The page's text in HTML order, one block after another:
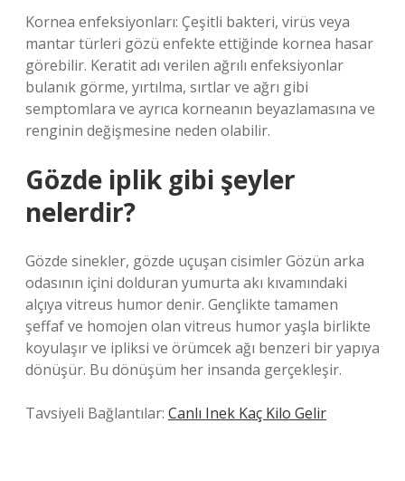
Kornea enfeksiyonları: Çeşitli bakteri, virüs veya
mantar türleri gözü enfekte ettiğinde kornea hasar
görebilir. Keratit adı verilen ağrılı enfeksiyonlar
bulanık görme, yırtılma, sırtlar ve ağrı gibi
semptomlara ve ayrıca korneanın beyazlamasına ve
renginin değişmesine neden olabilir.
Gözde iplik gibi şeyler
nelerdir?
Gözde sinekler, gözde uçuşan cisimler Gözün arka
odasının içini dolduran yumurta akı kıvamındaki
alçıya vitreus humor denir. Gençlikte tamamen
şeffaf ve homojen olan vitreus humor yaşla birlikte
koyulaşır ve ipliksi ve örümcek ağı benzeri bir yapıya
dönüşür. Bu dönüşüm her insanda gerçekleşir.
Tavsiyeli Bağlantılar: Canlı Inek Kaç Kilo Gelir